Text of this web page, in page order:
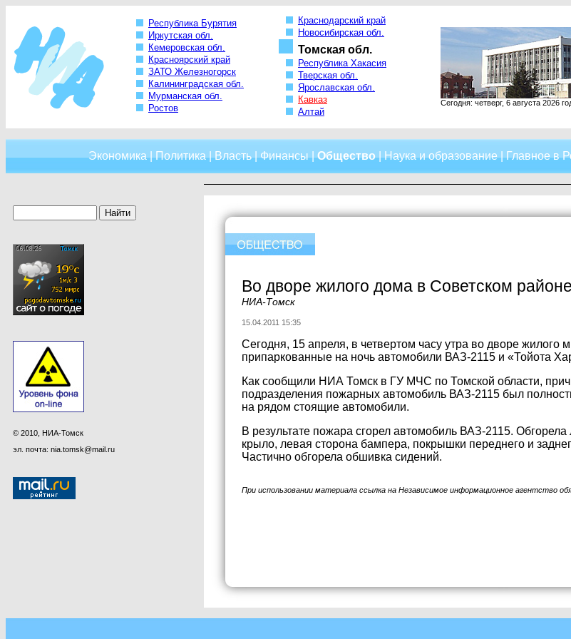
Республика Бурятия
Иркутская обл.
Кемеровская обл.
Красноярский край
ЗАТО Железногорск
Калининградская обл.
Мурманская обл.
Ростов
Краснодарский край
Новосибирская обл.
Томская обл.
Республика Хакасия
Тверская обл.
Ярославская обл.
Кавказ
Алтай
Сегодня: четверг, 6 августа 2026
Экономика|Политика|Власть|Финансы|Общество|Наука и образование|Главное в
© 2010, НИА-Томск
эл. почта: nia.tomsk@mail.ru
Во дворе жилого дома в Советском
НИА-Томск
15.04.2011 15:35
Сегодня, 15 апреля, в четвертом часу утра во дворе жилого
припаркованные на ночь автомобили ВАЗ-2115 и «Тойота
Как сообщили НИА Томск в ГУ МЧС по Томской области,
подразделения пожарных автомобиль ВАЗ-2115 был
на рядом стоящие автомобили.
В результате пожара сгорел автомобиль ВАЗ-2115.
крыло, левая сторона бампера, покрышки переднего и
Частично обгорела обшивка сидений.
При использовании материала ссылка на Независимое информационное агентство